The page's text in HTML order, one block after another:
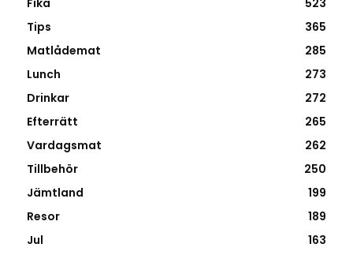
Fika
523
Tips
365
Matlådemat
285
Lunch
273
Drinkar
272
Efterrätt
265
Vardagsmat
262
Tillbehör
250
Jämtland
199
Resor
189
Jul
163